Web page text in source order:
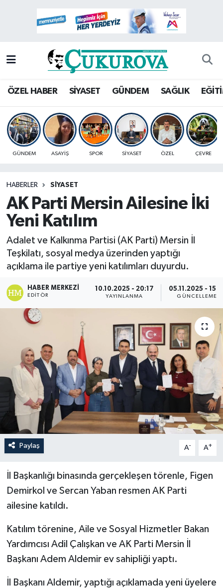
ÖZEL HABER SİYASET GÜNDEM SAĞLIK
GÜNDEM ASAYİŞ SPOR SİYASET ÖZEL ÇEVRE
HABERLER SİYASET
AK Parti Mersin Ailesine İki
Yeni Katılım
Adalet ve Kalkınma Partisi (AK Parti) Mersin İl
Teşkilatı, sosyal medya üzerinden yaptığı
açıklama ile partiye yeni katılımları duyurdu.
HABER MERKEZI
EDITÖR
10.10.2025 - 20:17
YAYINLANMA
05.11.2025 -
GÜNCELLEME
Paylaş A- A+
İl Başkanlığı binasında gerçekleşen törenle, Figen
Demirkol ve Sercan Yaban resmen AK Parti
ailesine katıldı.
Katılım törenine, Aile ve Sosyal Hizmetler Bakan
Yardımcısı Adil Çalışkan ve AK Parti Mersin İl
Başkanı Adem Aldemir ev sahipliği yaptı.
İl Başkanı Aldemir, yaptığı açıklamada yeni üyelere
Mersin Hava Durumu
Mersin Namaz Vakitleri
Mersin Trafik Yoğunluk Haritası
Süper Lig Puan Durumu ve Fikstür
Haber Arşivi